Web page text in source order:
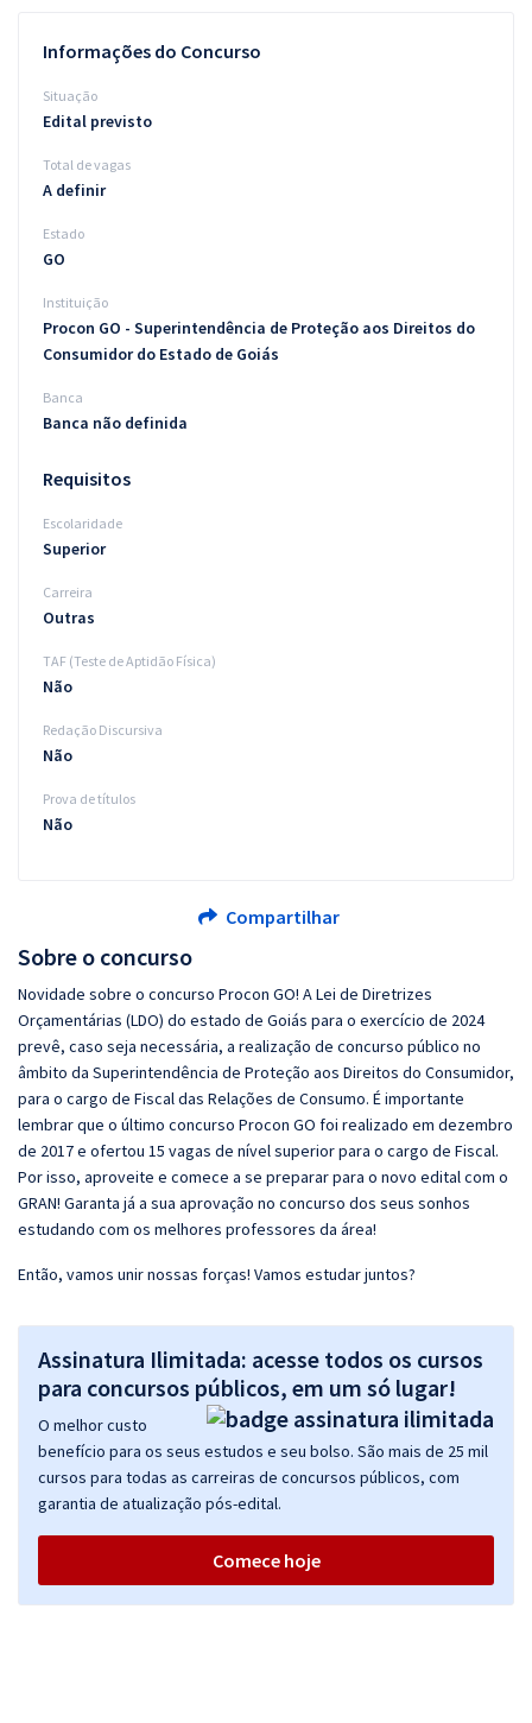
Blog
Atendimento
Sobre o concurso
Novidade sobre o concurso Procon GO! A Lei de Diretrizes
Orçamentárias (LDO) do estado de Goiás para o exercício de 2024
prevê, caso seja necessária, a realização de concurso público no
âmbito da Superintendência de Proteção aos Direitos do Consumidor,
para o cargo de Fiscal das Relações de Consumo. É importante
lembrar que o último concurso Procon GO foi realizado em dezembro
de 2017 e ofertou 15 vagas de nível superior para o cargo de Fiscal.
Por isso, aproveite e comece a se preparar para o novo edital com o
GRAN! Garanta já a sua aprovação no concurso dos seus sonhos
estudando com os melhores professores da área!
Então, vamos unir nossas forças! Vamos estudar juntos?
Assinatura Ilimitada: acesse todos os cursos
para concursos públicos, em um só lugar!
O melhor custo
benefício para os seus estudos e seu bolso. São mais de 25 mil
cursos para todas as carreiras de concursos públicos, com
garantia de atualização pós-edital.
Comece hoje
Informações do Concurso
Situação
Edital previsto
Total de vagas
A definir
Estado
GO
Instituição
Procon GO - Superintendência de Proteção aos Direitos do
Consumidor do Estado de Goiás
Banca
Banca não definida
Requisitos
Escolaridade
Superior
Carreira
Outras
TAF (Teste de Aptidão Física)
Não
Redação Discursiva
Não
Prova de títulos
Não
Compartilhar